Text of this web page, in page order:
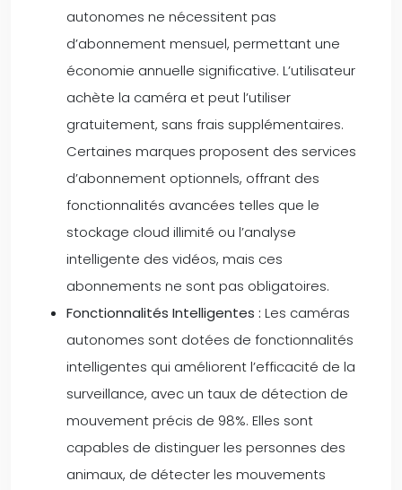
autonomes ne nécessitent pas
d’abonnement mensuel, permettant une
économie annuelle significative. L’utilisateur
achète la caméra et peut l’utiliser
gratuitement, sans frais supplémentaires.
Certaines marques proposent des services
d’abonnement optionnels, offrant des
fonctionnalités avancées telles que le
stockage cloud illimité ou l’analyse
intelligente des vidéos, mais ces
abonnements ne sont pas obligatoires.
Fonctionnalités Intelligentes : Les caméras
autonomes sont dotées de fonctionnalités
intelligentes qui améliorent l’efficacité de la
surveillance, avec un taux de détection de
mouvement précis de 98%. Elles sont
capables de distinguer les personnes des
animaux, de détecter les mouvements